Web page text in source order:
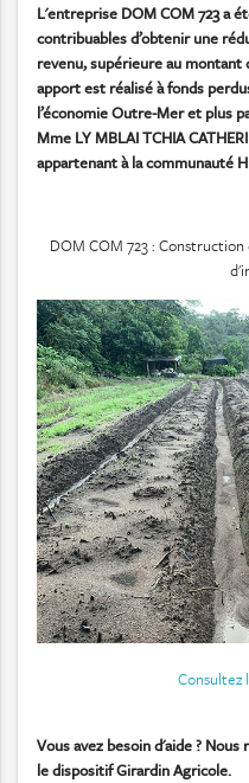
L'entreprise DOM COM 723 a
contribuables d’obtenir une
revenu, supérieure au
apport est réalisé à fonds
l’économie Outre-Mer et plus
Mme LY MBLAI TCHIA
appartenant à la communauté
DOM COM 723 :
Consultez
Vous avez besoin d'aide ?
le dispositif Girardin Agricole.